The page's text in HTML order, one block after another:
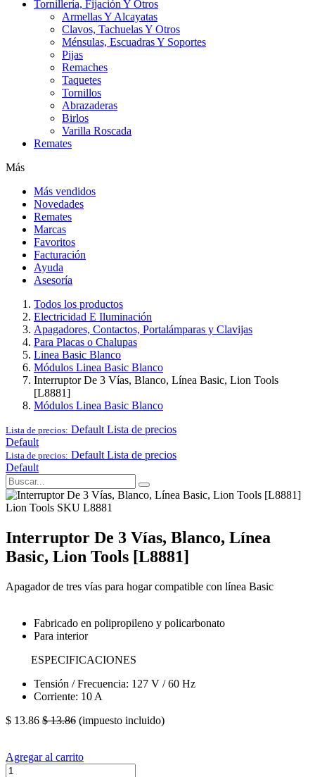
Tornillería, Fijación Y Otros
Armellas Y Alcayatas
Clavos, Tachuelas Y Otros
Ménsulas, Escuadras Y Soportes
Pijas
Remaches
Taquetes
Tornillos
Abrazaderas
Birlos
Varilla Roscada
Remates
Más
Más vendidos
Novedades
Remates
Marcas
Favoritos
Facturación
Ayuda
Asesoría
Todos los productos
Electricidad E Iluminación
Apagadores, Contactos, Portalámparas y Clavijas
Para Placas o Chalupas
Linea Basic Blanco
Módulos Linea Basic Blanco
Interruptor De 3 Vías, Blanco, Línea Basic, Lion Tools
[L8881]
Módulos Linea Basic Blanco
Lista de precios: Default Lista de precios
Default
Lista de precios: Default Lista de precios
Default
Lion Tools SKU L8881
Interruptor De 3 Vías, Blanco, Línea
Basic, Lion Tools [L8881]
Apagador de tres vías para hogar compatible con línea Basic
Fabricado en polipropileno y policarbonato
Para interior
ESPECIFICACIONES
Tensión / Frecuencia: 127 V / 60 Hz
Corriente: 10 A
$ 13.86 $13.86 (impuesto incluido)
Agregar al carrito